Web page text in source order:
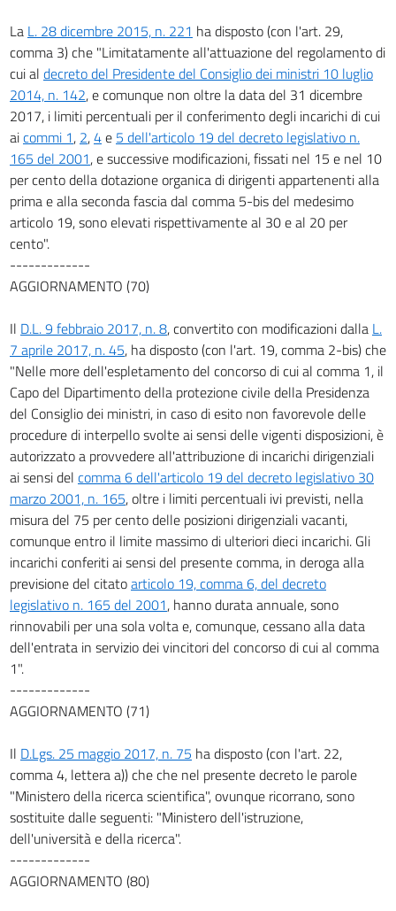
La L. 28 dicembre 2015, n. 221 ha disposto (con l'art. 29,
comma 3) che "Limitatamente all'attuazione del regolamento di
cui al decreto del Presidente del Consiglio dei ministri 10 luglio
2014, n. 142, e comunque non oltre la data del 31 dicembre
2017, i limiti percentuali per il conferimento degli incarichi di cui
aicommi 1, 2,4e 5 dell'articolo 19 del decreto legislativo n.
165 del 2001, e successive modificazioni, fissati nel 15 e nel 10
per cento della dotazione organica di dirigenti appartenenti alla
prima e alla seconda fascia dal comma 5-bis del medesimo
articolo 19, sono elevati rispettivamente al 30 e al 20 per
cento".
-------------
AGGIORNAMENTO (70)
Il D.L. 9 febbraio 2017, n. 8, convertito con modificazioni dalla L.
7 aprile 2017, n. 45, ha disposto (con l'art. 19, comma 2-bis) che
"Nelle more dell'espletamento del concorso di cui al comma 1, il
Capo del Dipartimento della protezione civile della Presidenza
del Consiglio dei ministri, in caso di esito non favorevole delle
procedure di interpello svolte ai sensi delle vigenti disposizioni, è
autorizzato a provvedere all'attribuzione di incarichi dirigenziali
ai sensi del comma 6 dell'articolo 19 del decreto legislativo 30
marzo 2001, n. 165, oltre i limiti percentuali ivi previsti, nella
misura del 75 per cento delle posizioni dirigenziali vacanti,
comunque entro il limite massimo di ulteriori dieci incarichi. Gli
incarichi conferiti ai sensi del presente comma, in deroga alla
previsione del citatoarticolo 19, comma 6, del decreto
legislativo n. 165 del 2001, hanno durata annuale, sono
rinnovabili per una sola volta e, comunque, cessano alla data
dell'entrata in servizio dei vincitori del concorso di cui al comma
1".
-------------
AGGIORNAMENTO (71)
Il D.Lgs. 25 maggio 2017, n. 75 ha disposto (con l'art. 22,
comma 4, lettera a)) che che nel presente decreto le parole
"Ministero della ricerca scientifica", ovunque ricorrano, sono
sostituite dalle seguenti: "Ministero dell'istruzione,
dell'università e della ricerca".
-------------
AGGIORNAMENTO (80)